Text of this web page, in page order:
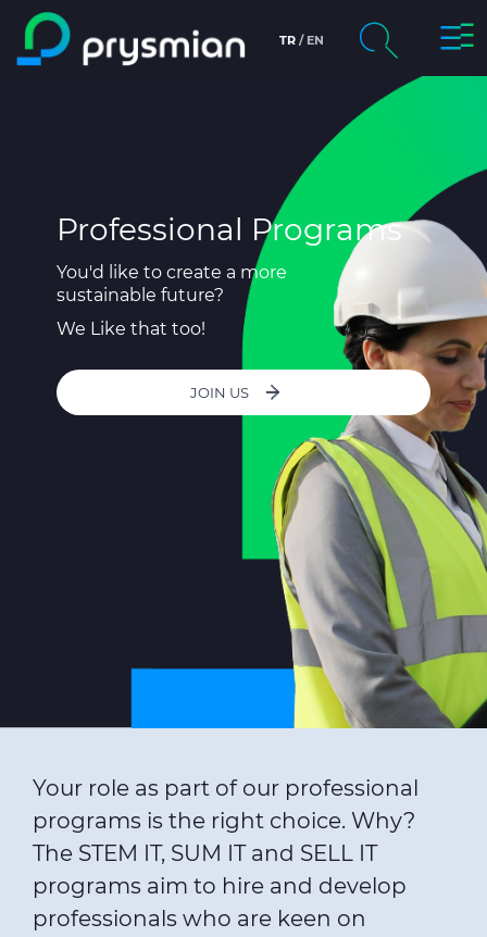
Skip to main content
TR EN
chevron_right
Product Centre
Documents
Info centre
People & Careers chevron_right
C@P
Professional Programs
You'd like to create a more
sustainable future?
We Like that too!
JOIN US
Your role as part of our professional
programs is the right choice. Why?
The STEM IT, SUM IT and SELL IT
programs aim to hire and develop
professionals who are keen on